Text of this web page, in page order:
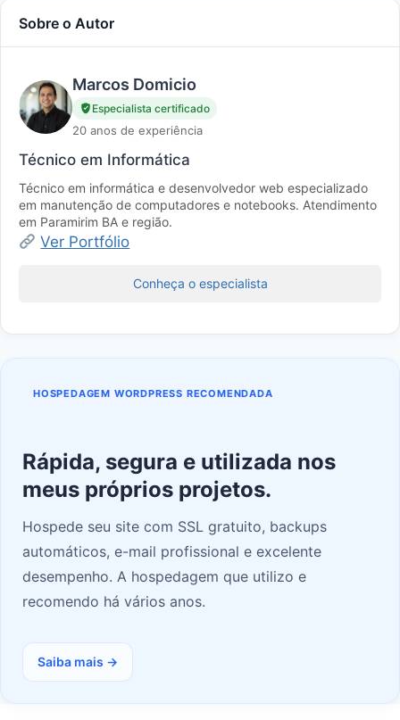
Sobre o Autor
Marcos Domicio
Especialista certificado
20 anos de experiência
Técnico em Informática
Técnico em informática e desenvolvedor web especializado
em manutenção de computadores e notebooks. Atendimento
em Paramirim BA e região.
Ver Portfólio
Conheça o especialista
HOSPEDAGEM WORDPRESS RECOMENDADA
Rápida, segura e utilizada nos
meus próprios projetos.
Hospede seu site com SSL gratuito, backups
automáticos, e-mail profissional e excelente
desempenho. A hospedagem que utilizo e
recomendo há vários anos.
Saiba mais →